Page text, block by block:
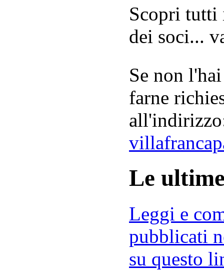
Scopri tutti
dei soci...
Se non
farne
Le
Leggi e
pubblicati
su questo